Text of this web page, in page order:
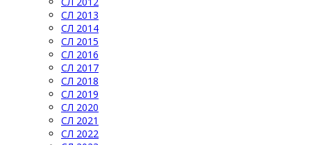
СЛ 2013
СЛ 2014
СЛ 2015
СЛ 2016
СЛ 2017
СЛ 2018
СЛ 2019
СЛ 2020
СЛ 2021
СЛ 2022